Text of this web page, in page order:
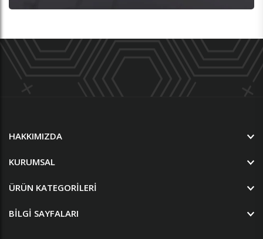
HAKKIMIZDA
KURUMSAL
ÜRÜN KATEGORILERI
BILGI SAYFALARI